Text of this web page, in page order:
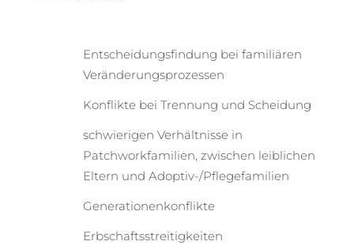
Entscheidungsfindung bei familiären
Veränderungsprozessen
Konflikte bei Trennung und Scheidung
schwierigen Verhältnisse in
Patchworkfamilien, zwischen leiblichen
Eltern und Adoptiv-/Pflegefamilien
Generationenkonflikte
Erbschaftsstreitigkeiten